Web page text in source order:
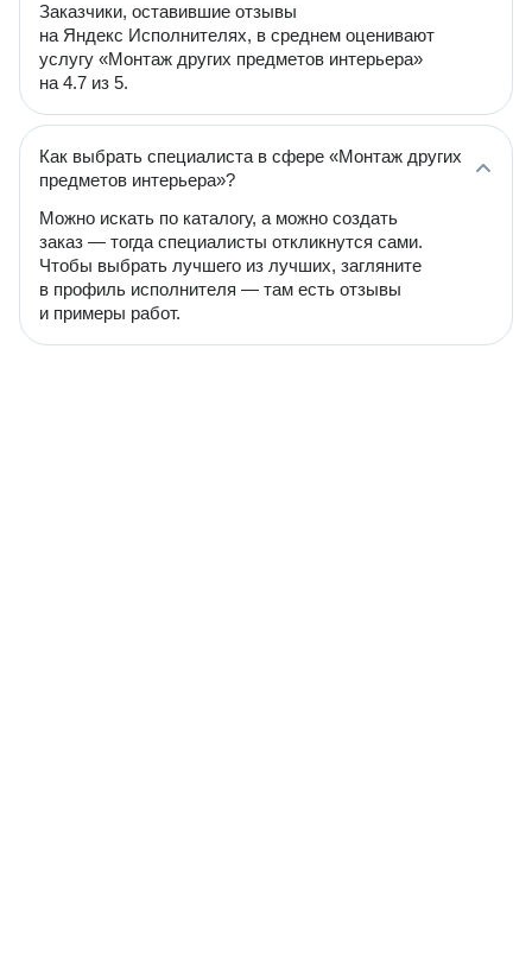
Заказчики, оставившие отзывы
на Яндекс Исполнителях, в среднем оценивают
услугу «Монтаж других предметов интерьера»
на 4.7 из 5.
Как выбрать специалиста в сфере «Монтаж других
предметов интерьера»?
Можно искать по каталогу, а можно создать
заказ — тогда специалисты откликнутся сами.
Чтобы выбрать лучшего из лучших, загляните
в профиль исполнителя — там есть отзывы
и примеры работ.